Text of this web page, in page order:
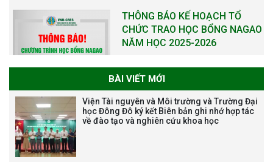
THÔNG BÁO KẾ HOẠCH TỔ
CHỨC TRAO HỌC BỔNG NAGAO
NĂM HỌC 2025-2026
THƯ CẢM ƠN LỄ KỶ NIỆM 40
NĂM XÂY DỰNG VÀ PHÁT TRIỂN
VIỆN (1985-2025) VÀ ĐÓN
BÀI VIẾT MỚI
Viện Tài nguyên và Môi trường và Trường Đại
học Đông Đô ký kết Biên bản ghi nhớ hợp tác
về đào tạo và nghiên cứu khoa học